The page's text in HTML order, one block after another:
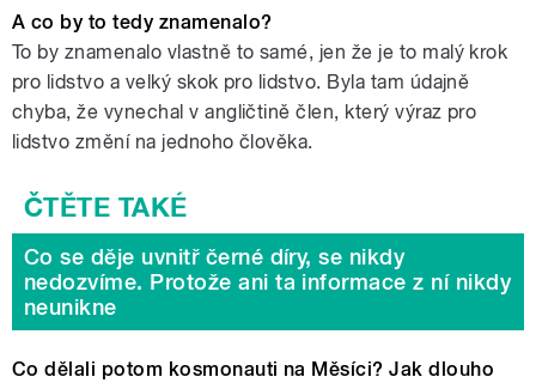
A co by to tedy znamenalo?
To by znamenalo vlastně to samé, jen že je to malý krok
pro lidstvo a velký skok pro lidstvo. Byla tam údajně
chyba, že vynechal v angličtině člen, který výraz pro
lidstvo změní na jednoho člověka.
Co se děje uvnitř černé díry, se nikdy
nedozvíme. Protože ani ta informace z ní nikdy
neunikne
Co dělali potom kosmonauti na Měsíci? Jak dlouho